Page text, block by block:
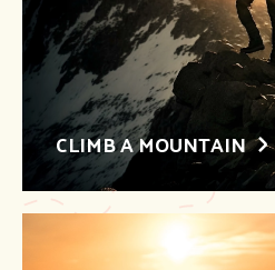
CLIMB A MOUNTAIN